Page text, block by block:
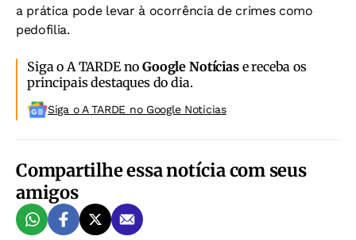
a prática pode levar à ocorrência de crimes como
pedofilia.
Siga o A TARDE noGoogle Notíciase receba os
principais destaques do dia.
Siga o A TARDE no Google Noticias
Compartilhe essa notícia com seus
amigos